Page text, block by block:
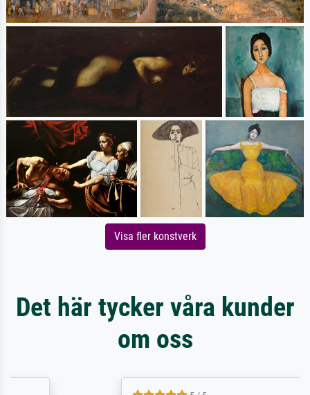
Visa fler konstverk
Det här tycker våra kunder
om oss